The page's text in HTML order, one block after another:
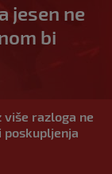
jesen ne
bi
više razloga ne
poskupljenja